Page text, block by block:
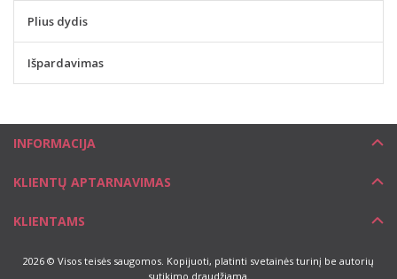
Plius dydis
Išpardavimas
INFORMACIJA
KLIENTŲ APTARNAVIMAS
KLIENTAMS
2026 © Visos teisės saugomos. Kopijuoti, platinti svetainės turinį be autorių
sutikimo draudžiama.